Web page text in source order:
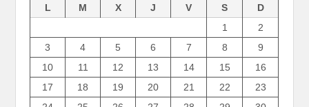
L M X J V S
D
1
2
3
4 5 6 7 8
9
10
11 12 13 14 15
16
17
18 19 20 21 22
23